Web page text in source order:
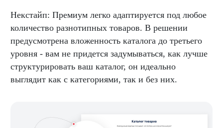
Некстайп: Премиум легко адаптируется под любое
количество разнотипных товаров. В решении
предусмотрена вложенность каталога до третьего
уровня - вам не придется задумываться, как лучше
структурировать ваш каталог, он идеально
выглядит как с категориями, так и без них.